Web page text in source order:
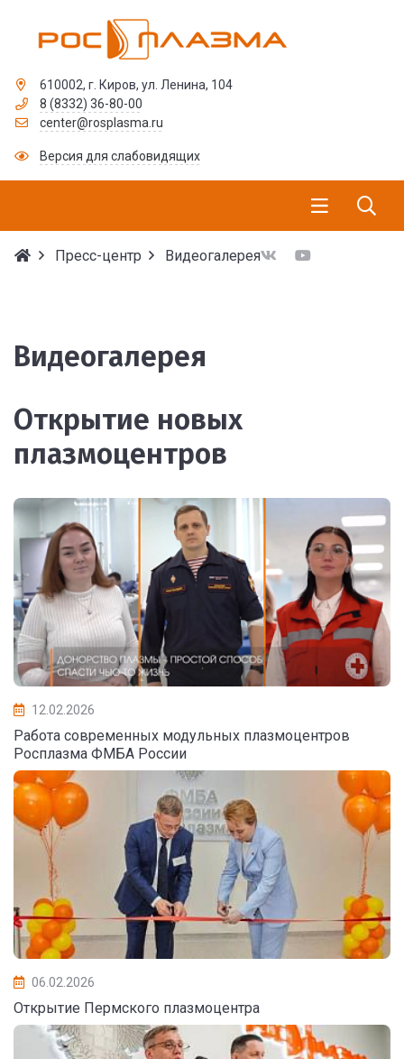
610002, г. Киров, ул. Ленина, 104
8 (8332) 36-80-00
center@rosplasma.ru
Версия для слабовидящих
Пресс-центр Видеогалерея
Видеогалерея
Открытие новых
плазмоцентров
12.02.2026
Работа современных модульных плазмоцентров
Росплазма ФМБА России
06.02.2026
Открытие Пермского плазмоцентра